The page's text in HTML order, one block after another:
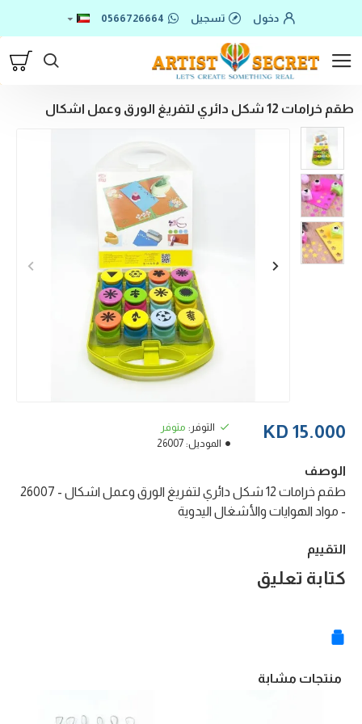
دخول تسجيل 0566726664
طقم خرامات 12 شكل دائري لتفريغ الورق وعمل اشكال
15.000 KD التوفر: متوفر
الموديل: 26007
الوصف
طقم خرامات 12 شكل دائري لتفريغ الورق وعمل اشكال - 26007
- مواد الهوايات والأشغال اليدوية
التقييم
كتابة تعليق
منتجات مشابة